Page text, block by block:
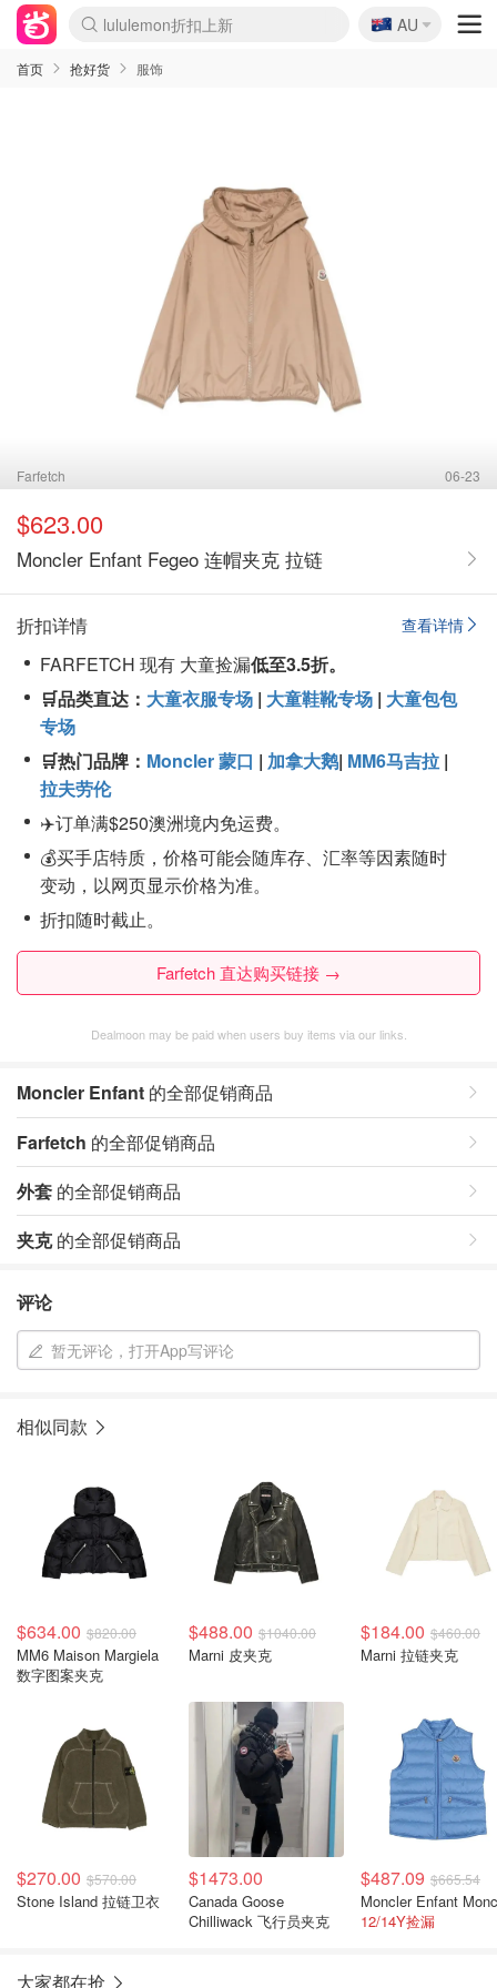
lululemon折扣上新
SSENSE年中3折
FreshBeauty好价汇总
Cettire降价+叠9折
Farfetch折上8折
WWS Coles超市实拍
viagogo二手票捡漏
Myer清仓1折起
The Outnet奢牌1折起
David Jones 3折起
Flannels大牌1折
Perfumes Club护肤1折
AMIRO返校季6.2折
Oweek抽奖送Airpods
Amazon折扣汇总
eToro入金$200送$50
Amazon数码好物
ICONIC本周7.5折
ThedoubleF高奢地板价
Moose Knuckles 6折
丝芙兰5折起
EUFY官网3.7折起
Selenichast首饰2折
Trip机票酒店促销
YSL送5件彩妆礼
Amazon家居好物
BIGBANG巡演开票
David Jones时尚3折
Amazon美妆护肤
雅漾大喷$8
过敏原检测盒$33
伊索独家赠50ml沐浴露
科颜氏清仓3折
SEALIFE海洋馆门票6折
丝塔芙大白罐$16
订阅Newsletter送香薰
Cult Beauty 6.8折
Harrods圣诞日历2.3折
LN-CC奢牌私促3折
d'Alba空姐喷雾$16
EVE LOM套装逆天2折
Bernardelli独家4折
Adore Beauty 6折起
CT圣诞日历
Mytheresa奢品2.7折
Luxury Escapes 9折
Currentbody美容仪9折
MOON Garden Live
ALLSAINTS美衣3折
Roborock扫地机3.7折
Tingo Life水杯$24
Valentino官网5折
CR洗发护发6.3折
🇦🇺
AU
首页 抢好货 服饰
Farfetch 06-23
$623.00
Moncler Enfant Fegeo 连帽夹克 拉链
查看详情
折扣详情
FARFETCH 现有 大童捡漏低至3.5折。
🛒品类直达： 大童衣服专场 | 大童鞋靴专场 | 大童包包
专场
🛒热门品牌： Moncler 蒙口 | 加拿大鹅| MM6马吉拉 |
拉夫劳伦
✈️订单满$250澳洲境内免运费。
💰买手店特质，价格可能会随库存、汇率等因素随时
变动，以网页显示价格为准。
折扣随时截止。
Farfetch 直达购买链接 →
Dealmoon may be paid when users buy items via our links.
Moncler Enfant 的全部促销商品
Farfetch 的全部促销商品
外套 的全部促销商品
夹克的全部促销商品
评论
暂无评论，打开App写评论
相似同款
$634.00 $820.00
MM6 Maison Margiela
数字图案夹克
$488.00 $1040.00
Marni 皮夹克
$184.00 $460.00
Marni 拉链夹克
$270.00 $570.00
Stone Island 拉链卫衣
$1473.00
Canada Goose
Chilliwack 飞行员夹克
$487.09 $665.54
12/14Y捡漏
大家都在抢